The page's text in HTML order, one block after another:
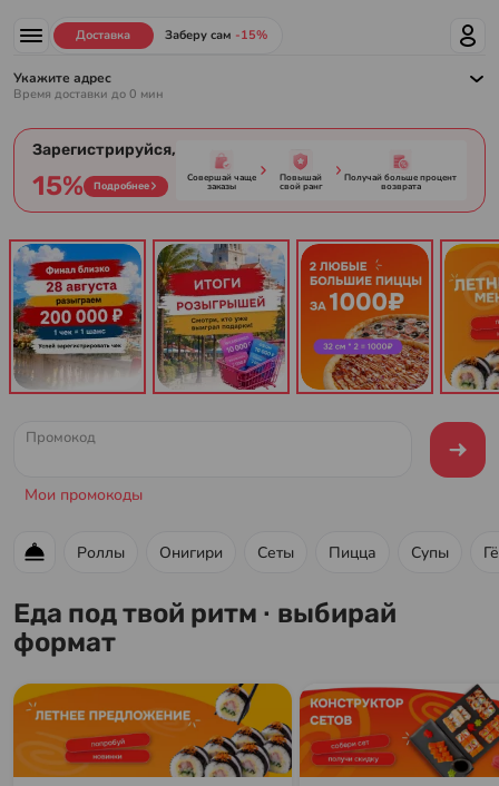
Доставка Заберу сам -15%
Укажите адрес
Время доставки до 0 мин
Зарегистрируйся,
15% Подробнее
Совершай чаще
заказы
Повышай
свой ранг
Получай больше процент
возврата
Промокод
Мои промокоды
Меню ресторана
Роллы Онигири Сеты Пицца Супы
Еда под твой ритм · выбирай
формат